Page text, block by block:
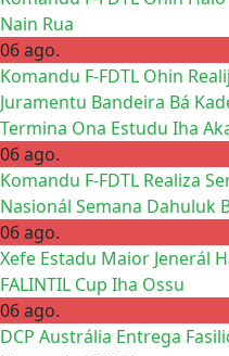
Nain Rua
06 ago.
Komandu F-FDTL Ohin
Juramentu Bandeira Bá
Termina Ona Estudu Iha
06 ago.
Komandu F-FDTL Realiza
Nasionál Semana Dahuluk
06 ago.
Xefe Estadu Maior Jenerál
FALINTIL Cup Iha Ossu
06 ago.
DCP Austrália Entrega